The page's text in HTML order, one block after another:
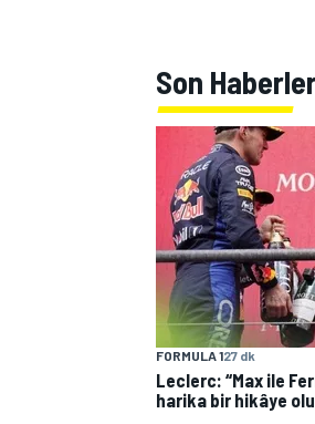
Son
FORMULA 127 dk
Leclerc: “Max ile
harika bir hikâye